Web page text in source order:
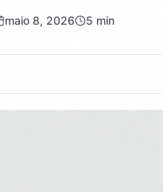
maio 8, 2026 5 min